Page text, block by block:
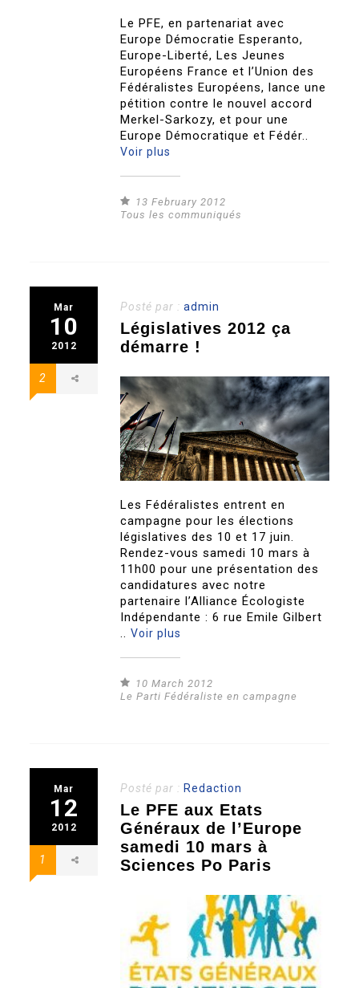
Le PFE, en partenariat avec
Europe Démocratie Esperanto,
Europe-Liberté, Les Jeunes
Européens France et l’Union des
Fédéralistes Européens, lance une
pétition contre le nouvel accord
Merkel-Sarkozy, et pour une
Europe Démocratique et Fédér..
Voir plus
13 February 2012
Tous les communiqués
Mar
10
2012
2
Posté par :admin
Législatives 2012 ça
démarre !
Les Fédéralistes entrent en
campagne pour les élections
législatives des 10 et 17 juin.
Rendez-vous samedi 10 mars à
11h00 pour une présentation des
candidatures avec notre
partenaire l’Alliance Écologiste
Indépendante : 6 rue Emile Gilbert
..Voir plus
10 March 2012
Le Parti Fédéraliste en campagne
Mar
12
2012
1
Posté par : Redaction
Le PFE aux Etats
Généraux de l’Europe
samedi 10 mars à
Sciences Po Paris